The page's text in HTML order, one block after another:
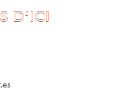
D’ICI